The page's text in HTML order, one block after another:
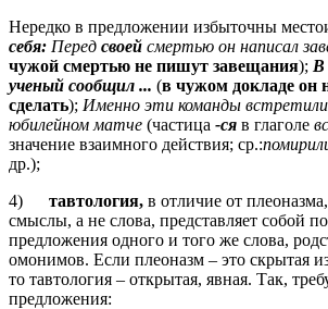
Нередко в предложении избыточны
себя: Перед своей смертью он написал
чужой смертью не пишут завещания); В
ученый сообщил ... (в чужом докладе он
сделать); Именно эти команды
юбилейном матче (частица -ся в глаголе
значение взаимного действия; ср.:
др.);
4) тавтология, в отличие от
смыслы, а не слова, представляет собой
предложения одного и того же слова,
омонимов. Если плеоназм – это скрытая
то тавтология – открытая, явная. Так,
предложения: